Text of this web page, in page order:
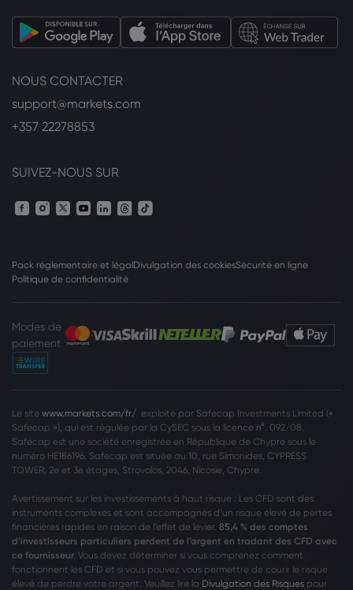
NOUS CONTACTER
support@markets.com
+357 22278853
SUIVEZ-NOUS SUR
Pack réglementaire et légalDivulgation des cookiesSécurité en ligne
Politique de confidentialité
Modes de
paiement
Le site www.markets.com/fr/ exploité par Safecap Investments Limited («
Safecap »), qui est régulée par la CySEC sous la licence n°. 092/08.
Safecap est une société enregistrée en République de Chypre sous le
numéro HE186196. Safecap est située au 10, rue Simonides, CYPRESS
TOWER, 2e et 3e étages, Strovolos, 2046, Nicosie, Chypre.
Avertissement sur les investissements à haut risque : Les CFD sont des
instruments complexes et sont accompagnés d’un risque élevé de pertes
financières rapides en raison de l’effet de levier. 85,4 % des comptes
d’investisseurs particuliers perdent de l’argent en tradant des CFD avec
ce fournisseur. Vous devez déterminer si vous comprenez comment
fonctionnent les CFD et si vous pouvez vous permettre de courir le risque
élevé de perdre votre argent. Veuillez lire la Divulgation des Risques pour